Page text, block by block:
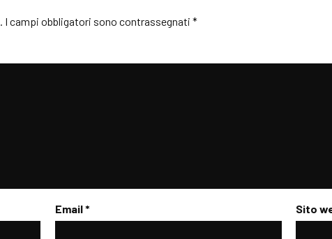
I campi obbligatori sono contrassegnati *
Email* Sito